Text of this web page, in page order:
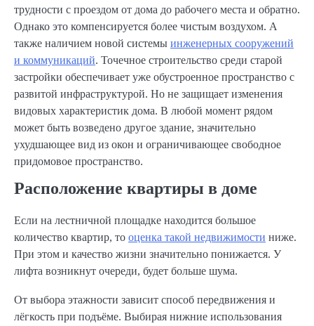
трудности с проездом от дома до рабочего места и обратно.
Однако это компенсируется более чистым воздухом. А
также наличием новой системы инженерных сооружений
и коммуникаций. Точечное строительство среди старой
застройки обеспечивает уже обустроенное пространство с
развитой инфраструктурой. Но не защищает изменения
видовых характеристик дома. В любой момент рядом
может быть возведено другое здание, значительно
ухудшающее вид из окон и ограничивающее свободное
придомовое пространство.
Расположение квартиры в доме
Если на лестничной площадке находится большое
количество квартир, то оценка такой недвижимости ниже.
При этом и качество жизни значительно понижается. У
лифта возникнут очереди, будет больше шума.
От выбора этажности зависит способ передвижения и
лёгкость при подъёме. Выбирая нижние использования